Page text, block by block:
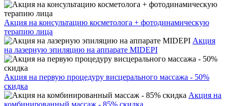
Акция на консультацию косметолога + фотодинамическую
терапию лица
Акция
на лазерную эпиляцию на аппарате MIDEPI
Акция на первую процедуру висцерального массажа - 50%
скидка
Акция на
комбинированный массаж - 85% скидка